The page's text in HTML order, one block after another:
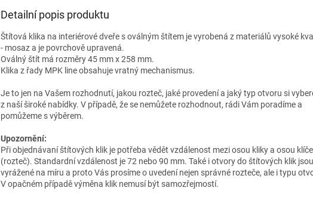
Detailní popis produktu
Štítová klika na interiérové dveře s oválným štítem je vyrobená z materiálů vysoké
- mosaz a je povrchově upravená.
Oválný štít má rozměry 45 mm x 258 mm.
Klika z řady MPK line obsahuje vratný mechanismus.
Je to jen na Vašem rozhodnutí, jakou rozteč, jaké provedení a jaký typ otvoru si
z naší široké nabídky. V případě, že se nemůžete rozhodnout, rádi Vám poradíme a
pomůžeme s výběrem.
Upozornění:
Při objednávaní štítových klik je potřeba vědět vzdálenost mezi osou kliky a osou klíče
(rozteč). Standardní vzdálenost je 72 nebo 90 mm. Také i otvory do štítových klik jsou
vyrážené na míru a proto Vás prosíme o uvedení nejen správné rozteče, ale i typu
V opačném případě výměna klik nemusí být samozřejmostí.